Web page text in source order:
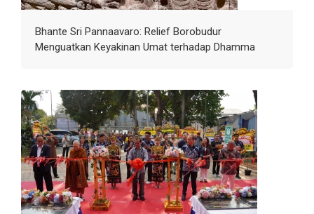
Bhante Sri Pannaavaro: Relief Borobudur
Menguatkan Keyakinan Umat terhadap Dhamma